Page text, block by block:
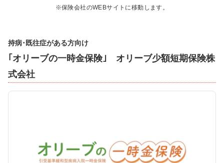
※保険会社のWEBサイトに移動します。
持病･既往症がある方向け
｢オリーブの一時金保険｣ オリーブ少額短期保険株
式会社